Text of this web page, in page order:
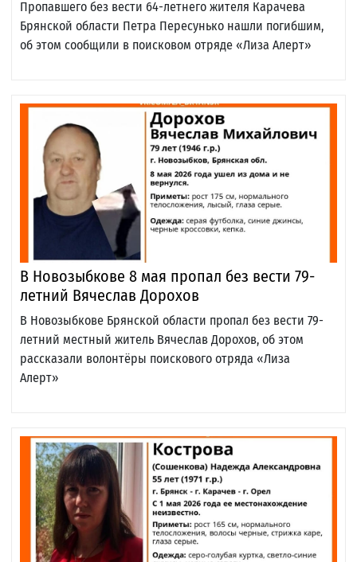
Пропавшего без вести 64-летнего жителя Карачева
Брянской области Петра Пересунько нашли погибшим,
об этом сообщили в поисковом отряде «Лиза Алерт»
В Новозыбкове 8 мая пропал без вести 79-
летний Вячеслав Дорохов
В Новозыбкове Брянской области пропал без вести 79-
летний местный житель Вячеслав Дорохов, об этом
рассказали волонтёры поискового отряда «Лиза
Алерт»